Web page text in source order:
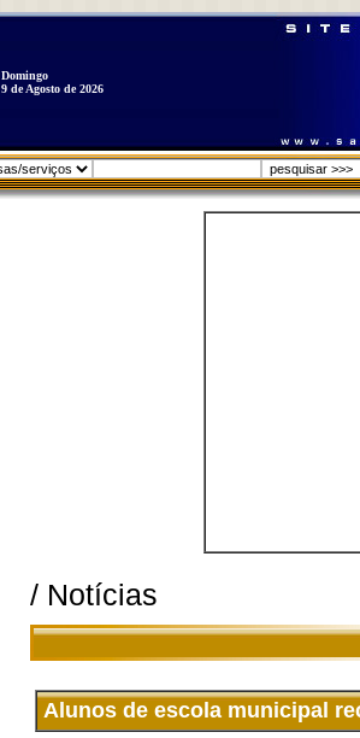
Domingo
9 de Agosto de 2026
/ Notícias
Alunos de escola municipal